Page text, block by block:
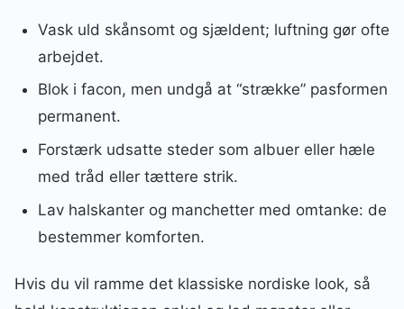
Vask uld skånsomt og sjældent; luftning gør ofte
arbejdet.
Blok i facon, men undgå at “strække” pasformen
permanent.
Forstærk udsatte steder som albuer eller hæle
med tråd eller tættere strik.
Lav halskanter og manchetter med omtanke: de
bestemmer komforten.
Hvis du vil ramme det klassiske nordiske look, så